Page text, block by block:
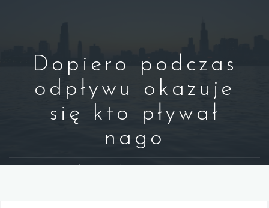
Dopiero podczas
odpływu okazuje
się kto pływał
nago